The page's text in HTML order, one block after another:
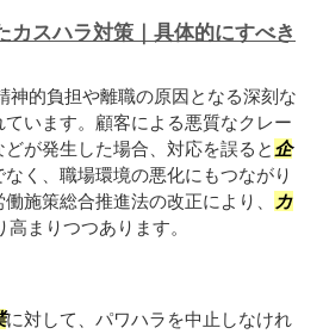
カスハラ対策｜具体的にすべき
神的負担や離職の原因となる深刻な
います。顧客による悪質なクレー
が発生した場合、対応を誤ると 企
く、職場環境の悪化にもつながり
施策総合推進法の改正により、
カ
まりつつあります。
に対して、パワハラを中止しなけれ